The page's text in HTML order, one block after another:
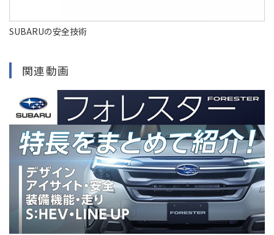
SUBARUの安全技術
関連動画